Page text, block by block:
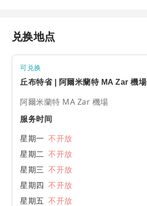
兑换地点
可兑换
丘布特省 | 阿爾米蘭特 MA Zar 機場
阿爾米蘭特 MA Zar 機場
服务时间
星期一 不开放
星期二
不开放
星期三 不开放
星期四
不开放
星期五 不开放